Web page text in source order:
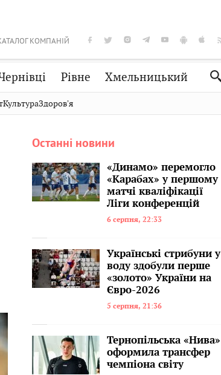
КОМПАНІЙ
Рівне Хмельницький
Словко
Спорт
Нерухомість Домашні тварини
КультураЗдоровʼя
Останні новини
«Динамо» перемогло
«Карабах» у першому
матчі кваліфікації
Ліги конференцій
6 серпня, 22:33
Українські стрибуни у
воду здобули перше
«золото» України на
Євро-2026
5 серпня, 21:36
Тернопільська «Нива»
оформила трансфер
чемпіона світу